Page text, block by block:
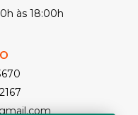
às 18:00h